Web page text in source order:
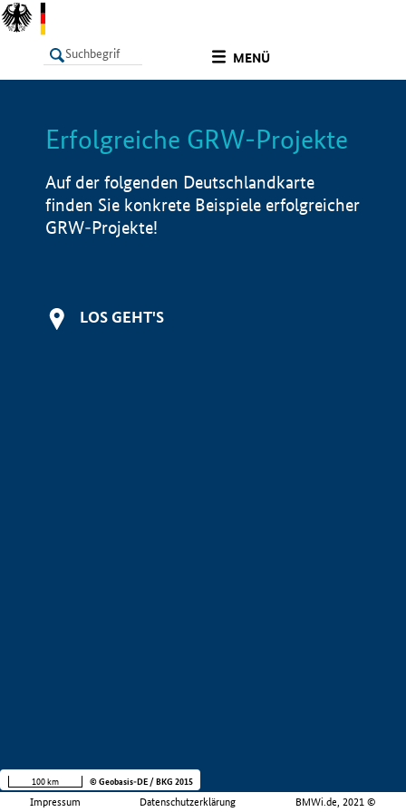
MENÜ
LISTE Info
Erfolgreiche GRW-Projekte
Auf der folgenden Deutschlandkarte
finden Sie konkrete Beispiele erfolgreicher
GRW-Projekte!
LOS GEHT'S
Impressum Datenschutzerklärung BMWi.de, 2021 ©
100 km © Geobasis-DE / BKG 2015